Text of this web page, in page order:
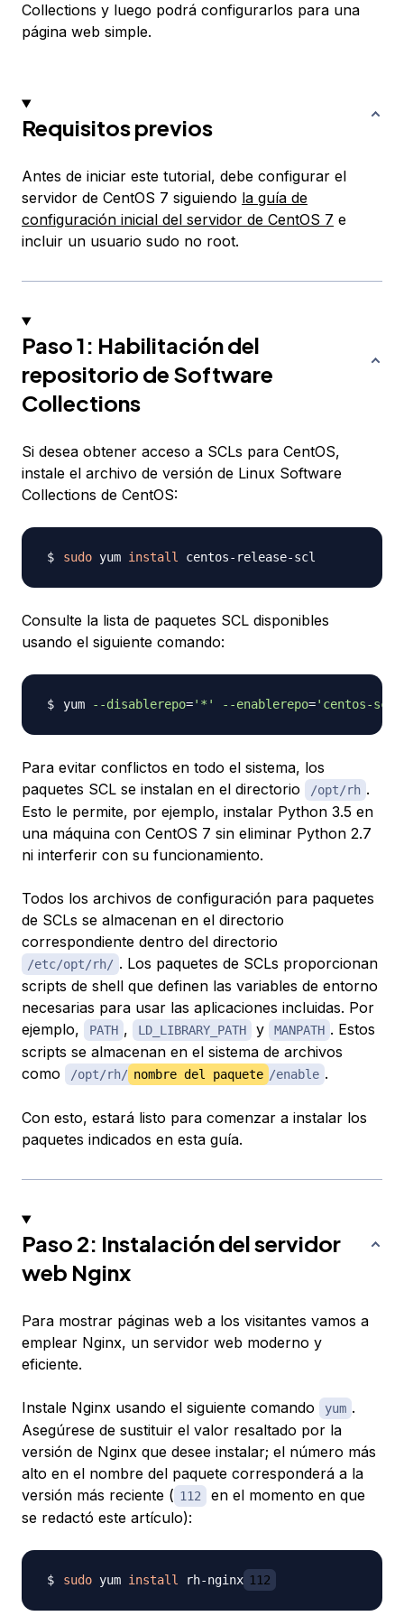
Collections y luego podrá configurarlos para una
página web simple.
Requisitos previos
Antes de iniciar este tutorial, debe configurar el
servidor de CentOS 7 siguiendo la guía de
configuración inicial del servidor de CentOS 7 e
incluir un usuario sudo no root.
Paso 1: Habilitación del
repositorio de Software
Collections
Si desea obtener acceso a SCLs para CentOS,
instale el archivo de versión de Linux Software
Collections de CentOS:
sudo yum install
Consulte la lista de paquetes SCL disponibles
usando el siguiente comando:
yum --disablerepo='*' --enablerepo='centos-
Para evitar conflictos en todo el sistema, los
paquetes SCL se instalan en el directorio
/opt/rh .
Esto le permite, por ejemplo, instalar Python 3.5 en
una máquina con CentOS 7 sin eliminar Python 2.7
ni interferir con su funcionamiento.
Todos los archivos de configuración para paquetes
de SCLs se almacenan en el directorio
correspondiente dentro del directorio
/etc/opt/rh/ . Los paquetes de SCLs proporcionan
scripts de shell que definen las variables de entorno
necesarias para usar las aplicaciones incluidas. Por
ejemplo,
PATH , LD_LIBRARY_PATH y MANPATH . Estos
scripts se almacenan en el sistema de archivos
como
/opt/rh/ nombre del paquete /enable .
Con esto, estará listo para comenzar a instalar los
paquetes indicados en esta guía.
Paso 2: Instalación del servidor
web Nginx
Para mostrar páginas web a los visitantes vamos a
emplear Nginx, un servidor web moderno y
eficiente.
Instale Nginx usando el siguiente comando yum .
Asegúrese de sustituir el valor resaltado por la
versión de Nginx que desee instalar; el número más
alto en el nombre del paquete corresponderá a la
versión más reciente ( 112
en el momento en que
se redactó este artículo):
sudo yum install rh-nginx 112